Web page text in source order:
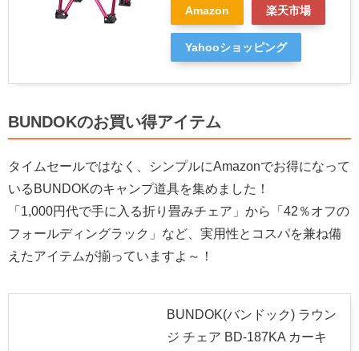
Amazon 楽天市場
Yahooショッピング
BUNDOKのお買い得アイテム
タイムセールではなく、シンプルにAmazonでお得になって
いるBUNDOKのキャンプ道具を集めました！
「1,000円代で手に入る折り畳みチェア」から「42％オフの
フォールディングラック」など、実用性とコスパを兼ね備
えたアイテムが揃っていますよ～！
BUNDOK(バンドック) ラウン
ジ チェア BD-187KA カーキ